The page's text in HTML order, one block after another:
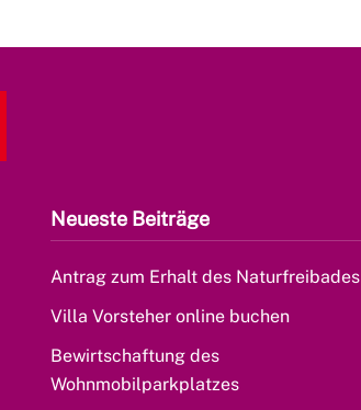
Neueste Beiträge
Antrag zum Erhalt des Naturfreibades
Villa Vorsteher online buchen
Bewirtschaftung des
Wohnmobilparkplatzes